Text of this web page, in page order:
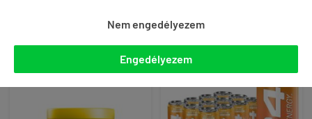
Nem engedélyezem
Engedélyezem
-10%